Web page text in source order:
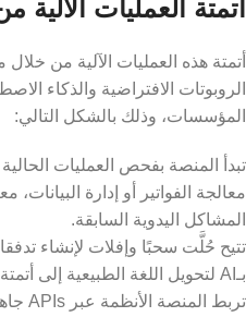
أتمتة العمليات
أتمتة هذه العمليات الآلية من
الروبوتات الافتراضية والذكاء
المؤسسات، وذلك بالشكل التالي:
تبدأ المنصة بفحص العمليات
معالجة الفواتير أو إدارة
المشاكل اليدوية السابقة.
بـAI لتحويل اللغة الطبيعية إلى أتمتة دون برمجة معقدة.